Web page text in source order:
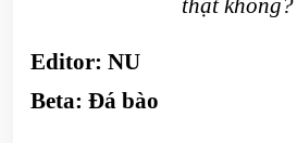
thật
Editor: NU
Beta: Đá bào